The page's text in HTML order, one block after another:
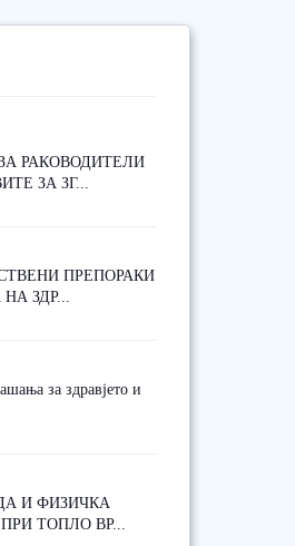
РАКОВОДИТЕЛИ
ЗА ЗГ...
ПРЕПОРАКИ
ЗДР...
за здравјето и
И ФИЗИЧКА
ТОПЛО ВР...